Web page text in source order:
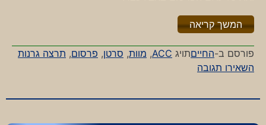
המשך קריאה"%s"
פורסם ב-החייםתויג ACC
, מוות, סרטן, פרסום, תרצה גרנות
השאירו תגובה